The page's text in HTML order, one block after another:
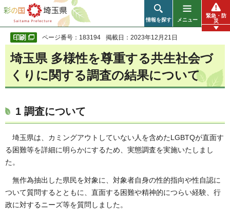
彩の国 埼玉県
情報を探す メニュー
緊急・防
災
ページ番号：183194 掲載日：2023年12月21日
埼玉県 多様性を尊重する共生社会づ
くりに関する調査の結果について
1 調査について
埼玉県は、カミングアウトしていない人を含めたLGBTQが直面す
る困難等を詳細に明らかにするため、実態調査を実施いたしまし
た。
無作為抽出した県民を対象に、対象者自身の性的指向や性自認に
ついて質問するとともに、直面する困難や精神的につらい経験、行
政に対するニーズ等を質問しました。